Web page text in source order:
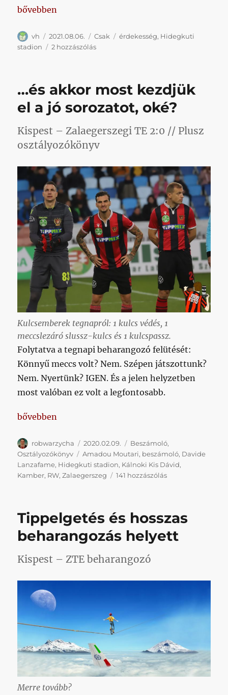
„45-43”
bővebben
Szerző
vh Közzétéve
2021.08.06. Kategória
Csak Címke
érdekesség, Hidegkuti
stadion
2 hozzászólás45-
…és akkor most kezdjük
el a jó sorozatot, oké?
Kispest – Zalaegerszegi TE 2:0 // Plusz
osztályozókönyv
Kulcsemberek tegnapról: 1 kulcs védés, 1
meccslezáró slussz-kulcs és 1 kulcspassz.
Folytatva a tegnapi beharangozó felütését:
Könnyű meccs volt? Nem. Szépen játszottunk?
Nem. Nyertünk? IGEN. És a jelen helyzetben
most valóban ez volt a legfontosabb.
„…és akkor most kezdjük el a jó sorozatot, oké?”
bővebben
Szerző
robwarzycha Közzétéve
2020.02.09. Kategória
Beszámoló,
Osztályozókönyv
Címke
Amadou Moutari, beszámoló, Davide
Lanzafame, Hidegkuti stadion, Kálnoki Kis Dávid,
Kamber, RW,Zalaegerszeg 141 hozzászólás…
kezdjük
a
című
Tippelgetés és hosszas
beharangozás helyett
Kispest – ZTE beharangozó
Merre tovább?